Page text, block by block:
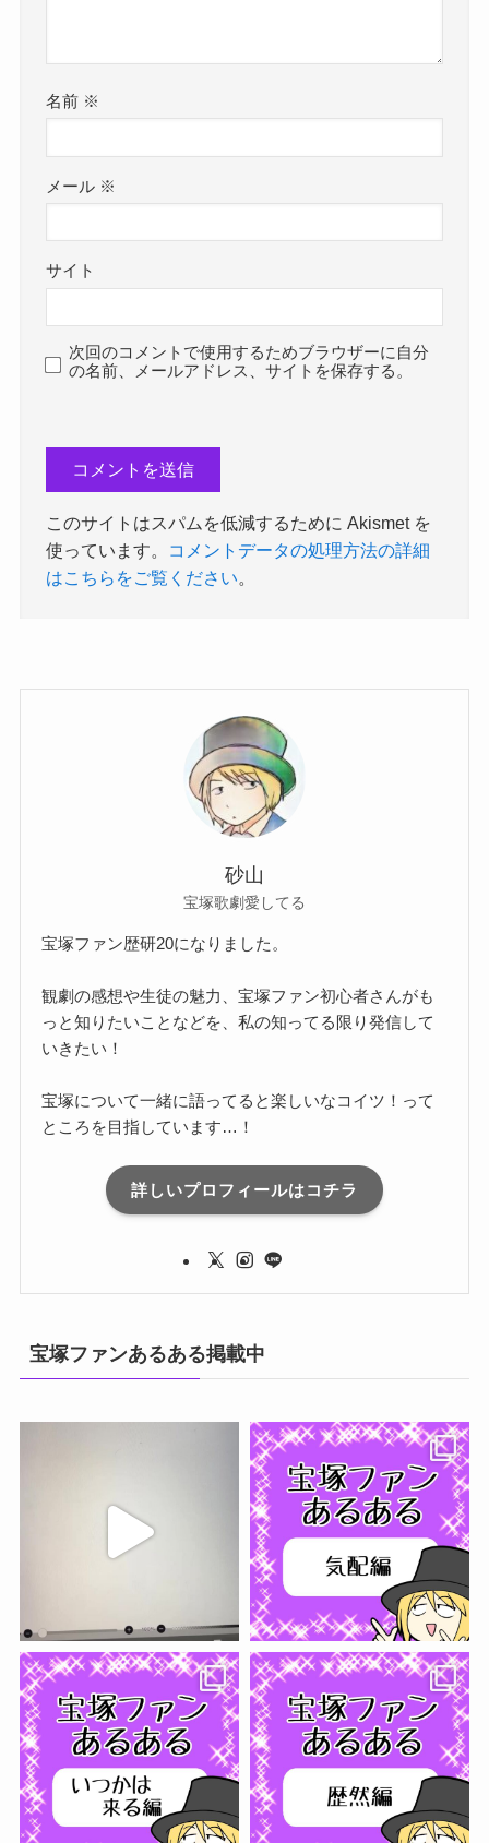
名前 ※
メール ※
サイト
次回のコメントで使用するためブラウザーに自分
の名前、メールアドレス、サイトを保存する。
このサイトはスパムを低減するために Akismet を
使っています。
コメントデータの処理方法の詳細
はこちらをご覧ください。
砂山
宝塚歌劇愛してる
宝塚ファン歴研20になりました。
観劇の感想や生徒の魅力、宝塚ファン初心者さんがも
っと知りたいことなどを、私の知ってる限り発信して
いきたい！
宝塚について一緒に語ってると楽しいなコイツ！って
ところを目指しています…！
詳しいプロフィールはコチラ
宝塚ファンあるある掲載中